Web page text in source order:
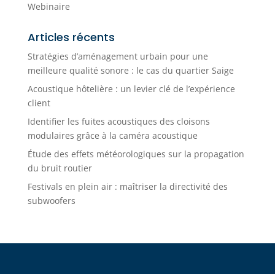
Webinaire
Articles récents
Stratégies d’aménagement urbain pour une
meilleure qualité sonore : le cas du quartier Saige
Acoustique hôtelière : un levier clé de l’expérience
client
Identifier les fuites acoustiques des cloisons
modulaires grâce à la caméra acoustique
Étude des effets météorologiques sur la propagation
du bruit routier
Festivals en plein air : maîtriser la directivité des
subwoofers